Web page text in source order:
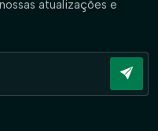
atualizações e